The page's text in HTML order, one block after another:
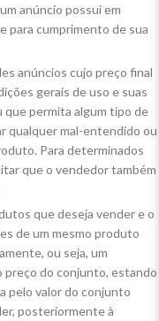
anúncio possui em
para cumprimento de sua
anúncios cujo preço final
gerais de uso e suas
permita algum tipo de
qualquer mal-entendido ou
Para determinados
que o vendedor também
que deseja vender e o
de um mesmo produto
ou seja, um
preço do conjunto, estando
pelo valor do conjunto
posteriormente à